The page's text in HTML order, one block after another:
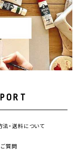
法・送料について
質問